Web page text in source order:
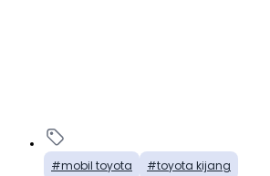
mobil toyota toyota kijang